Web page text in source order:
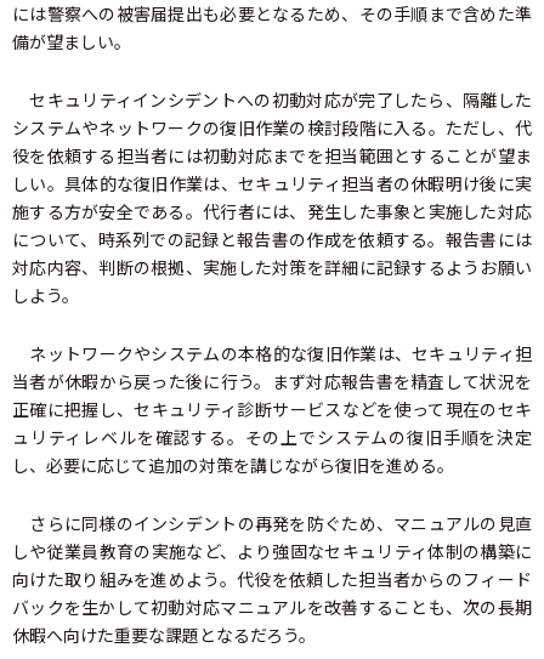
には警察への被害届提出も必要となるため、その手順まで含めた準
備が望ましい。
セキュリティインシデントへの初動対応が完了したら、隔離した
システムやネットワークの復旧作業の検討段階に入る。ただし、代
役を依頼する担当者には初動対応までを担当範囲とすることが望ま
しい。具体的な復旧作業は、セキュリティ担当者の休暇明け後に実
施する方が安全である。代行者には、発生した事象と実施した対応
について、時系列での記録と報告書の作成を依頼する。報告書には
対応内容、判断の根拠、実施した対策を詳細に記録するようお願い
しよう。
ネットワークやシステムの本格的な復旧作業は、セキュリティ担
当者が休暇から戻った後に行う。まず対応報告書を精査して状況を
正確に把握し、セキュリティ診断サービスなどを使って現在のセキ
ュリティレベルを確認する。その上でシステムの復旧手順を決定
し、必要に応じて追加の対策を講じながら復旧を進める。
さらに同様のインシデントの再発を防ぐため、マニュアルの見直
しや従業員教育の実施など、より強固なセキュリティ体制の構築に
向けた取り組みを進めよう。代役を依頼した担当者からのフィード
バックを生かして初動対応マニュアルを改善することも、次の長期
休暇へ向けた重要な課題となるだろう。